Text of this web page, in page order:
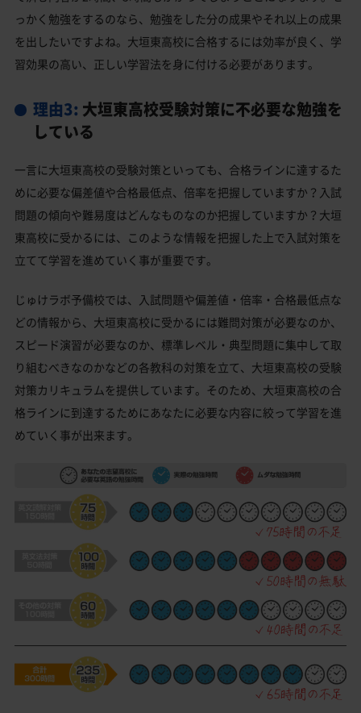
っかく勉強をするのなら、勉強をした分の成果やそれ以上の成果
を出したいですよね。大垣東高校に合格するには効率が良く、学
習効果の高い、正しい学習法を身に付ける必要があります。
理由3: 大垣東高校受験対策に不必要な勉強を
している
一言に大垣東高校の受験対策といっても、合格ラインに達するた
めに必要な偏差値や合格最低点、倍率を把握していますか？入試
問題の傾向や難易度はどんなものなのか把握していますか？大垣
東高校に受かるには、このような情報を把握した上で入試対策を
立てて学習を進めていく事が重要です。
じゅけラボ予備校では、入試問題や偏差値・倍率・合格最低点な
どの情報から、大垣東高校に受かるには難問対策が必要なのか、
スピード演習が必要なのか、標準レベル・典型問題に集中して取
り組むべきなのかなどの各教科の対策を立て、大垣東高校の受験
対策カリキュラムを提供しています。そのため、大垣東高校の合
格ラインに到達するためにあなたに必要な内容に絞って学習を進
めていく事が出来ます。